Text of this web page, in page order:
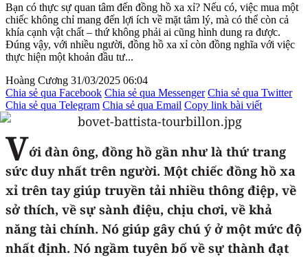
Bạn có thực sự quan tâm đến đồng hồ xa xỉ? Nếu có, việc mua một
chiếc không chỉ mang đến lợi ích về mặt tâm lý, mà có thể còn cả
khía cạnh vật chất – thứ không phải ai cũng hình dung ra được.
Đúng vậy, với nhiều người, đồng hồ xa xỉ còn đồng nghĩa với việc
thực hiện một khoản đầu tư...
Hoàng Cương 31/03/2025 06:04
Chia sẻ qua Facebook Chia sẻ qua Messenger Chia sẻ qua Twitter
Chia sẻ qua Telegram Chia sẻ qua Email Copy link bài viết
Với đàn ông, đồng hồ gần như là thứ trang
sức duy nhất trên người. Một chiếc đồng hồ xa
xỉ trên tay giúp truyền tải nhiều thông điệp, về
sở thích, về sự sành điệu, chịu chơi, về khả
năng tài chính. Nó giúp gây chú ý ở một mức độ
nhất định. Nó ngầm tuyên bố về sự thành đạt